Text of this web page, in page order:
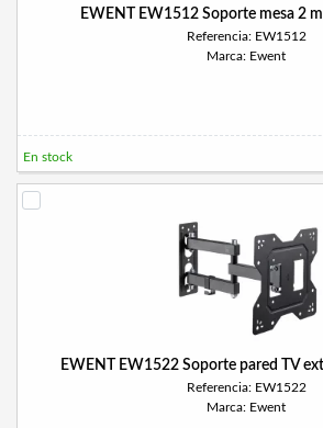
EWENT EW1512 Soporte mesa 2
Referencia: EW1512
Marca: Ewent
En stock
EWENT EW1522 Soporte pared TV
Referencia: EW1522
Marca: Ewent